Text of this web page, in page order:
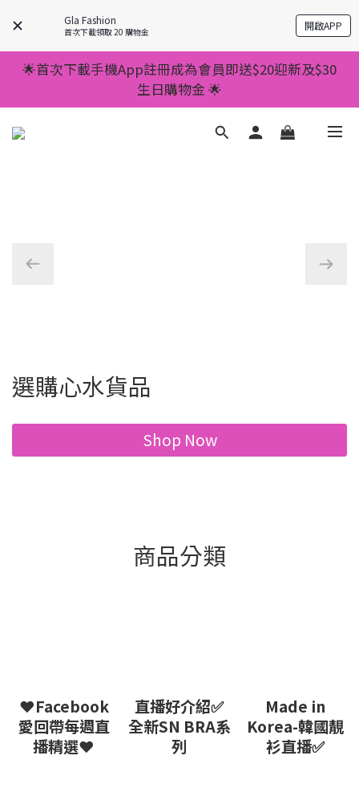
Gla Fashion
首次下載領取 20 購物金 開啟APP
💥正價服裝滿減優惠💥 ✅一件起包順豐 ✅第二件起減
$20 ✅第三件減$40    如此類推⬆不設上限
💥正價服裝滿減優惠💥 ✅一件起包順豐 ✅第二件起減
$20 ✅第三件減$40    如此類推⬆不設上限
🌟首次下載手機App註冊成為會員即送$20迎新及$30
生日購物金 🌟
🌟手機App消費儲積分當購物金用🌟消費1元有1分 🌟
累積滿100分可當1元使用🌟
選購心水貨品
Shop Now
商品分類
❤Facebook
愛回帶每週直
播精選❤
直播好介紹✅
全新SN BRA系
列
Made in
Korea-韓國靚
衫直播✅